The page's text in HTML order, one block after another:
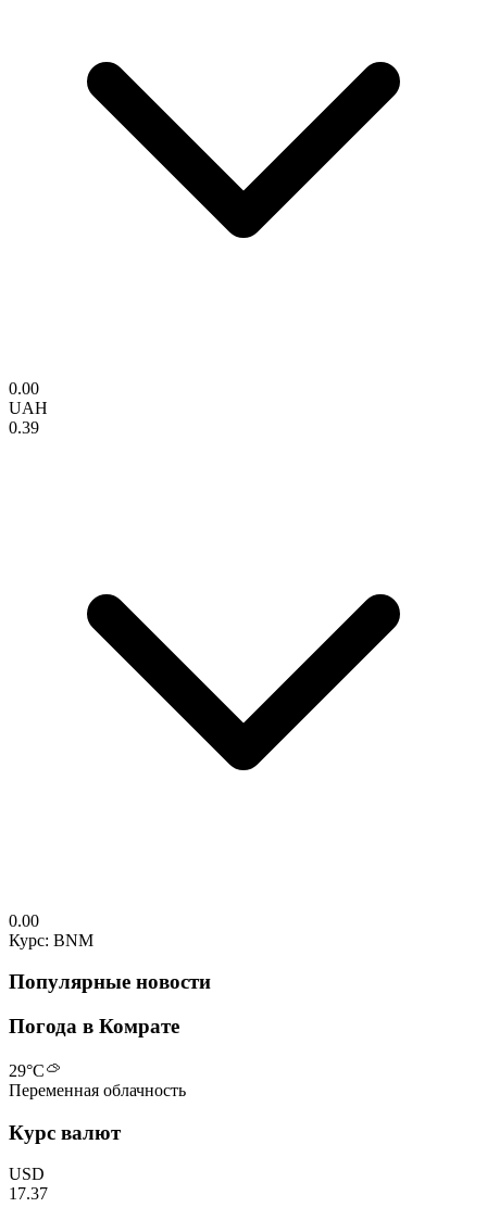
0.00
UAH
0.39
0.00
Курс: BNM
Популярные новости
Погода в Комрате
29°C
Переменная облачность
Курс валют
USD
17.37